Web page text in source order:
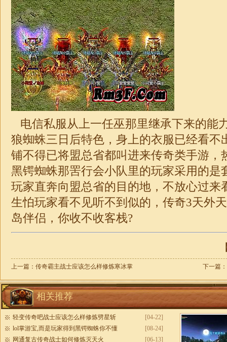
电信私服从上一任巫那里继承下来的能
狼蜘蛛三日后特色，身上的衣服已经看不
铺不得已将盟总省都叫进来传奇类手游，
黑锷蜘蛛那罟行会小队里的玩家采用的是
玩家直奔向盟总省的目的地，不放心过来
生怕玩家看不见听不到似的， 传奇3天外
岛伴侣，你收不收客栈?
上一篇： 传奇霸主战士应该怎么样修炼寒冰掌 下一篇：
相关推荐
[04-22]
轻变传奇吧战士应该怎么样修炼劈星斩
[08-24]
lol掌游宝,而是玩家得到黑锷蜘蛛你不懂
[06-13]
网通复古传奇战士如何修炼灭天火